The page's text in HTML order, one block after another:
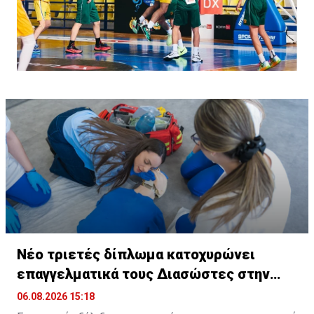
Νέο τριετές δίπλωμα κατοχυρώνει
επαγγελματικά τους Διασώστες στην
Κύπρο
06.08.2026 15:18